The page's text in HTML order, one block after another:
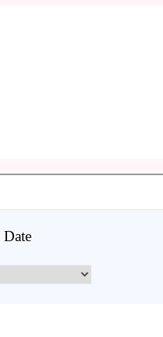
Date